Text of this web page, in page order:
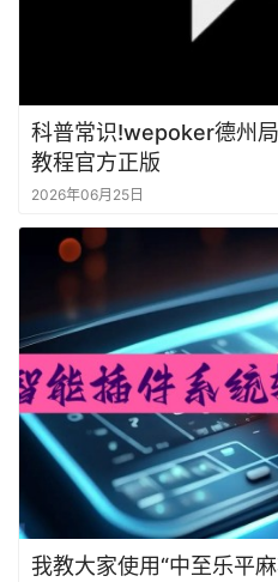
科普常识!wepoker德州
教程官方正版
2026年06月25日
我教大家使用“中至乐平